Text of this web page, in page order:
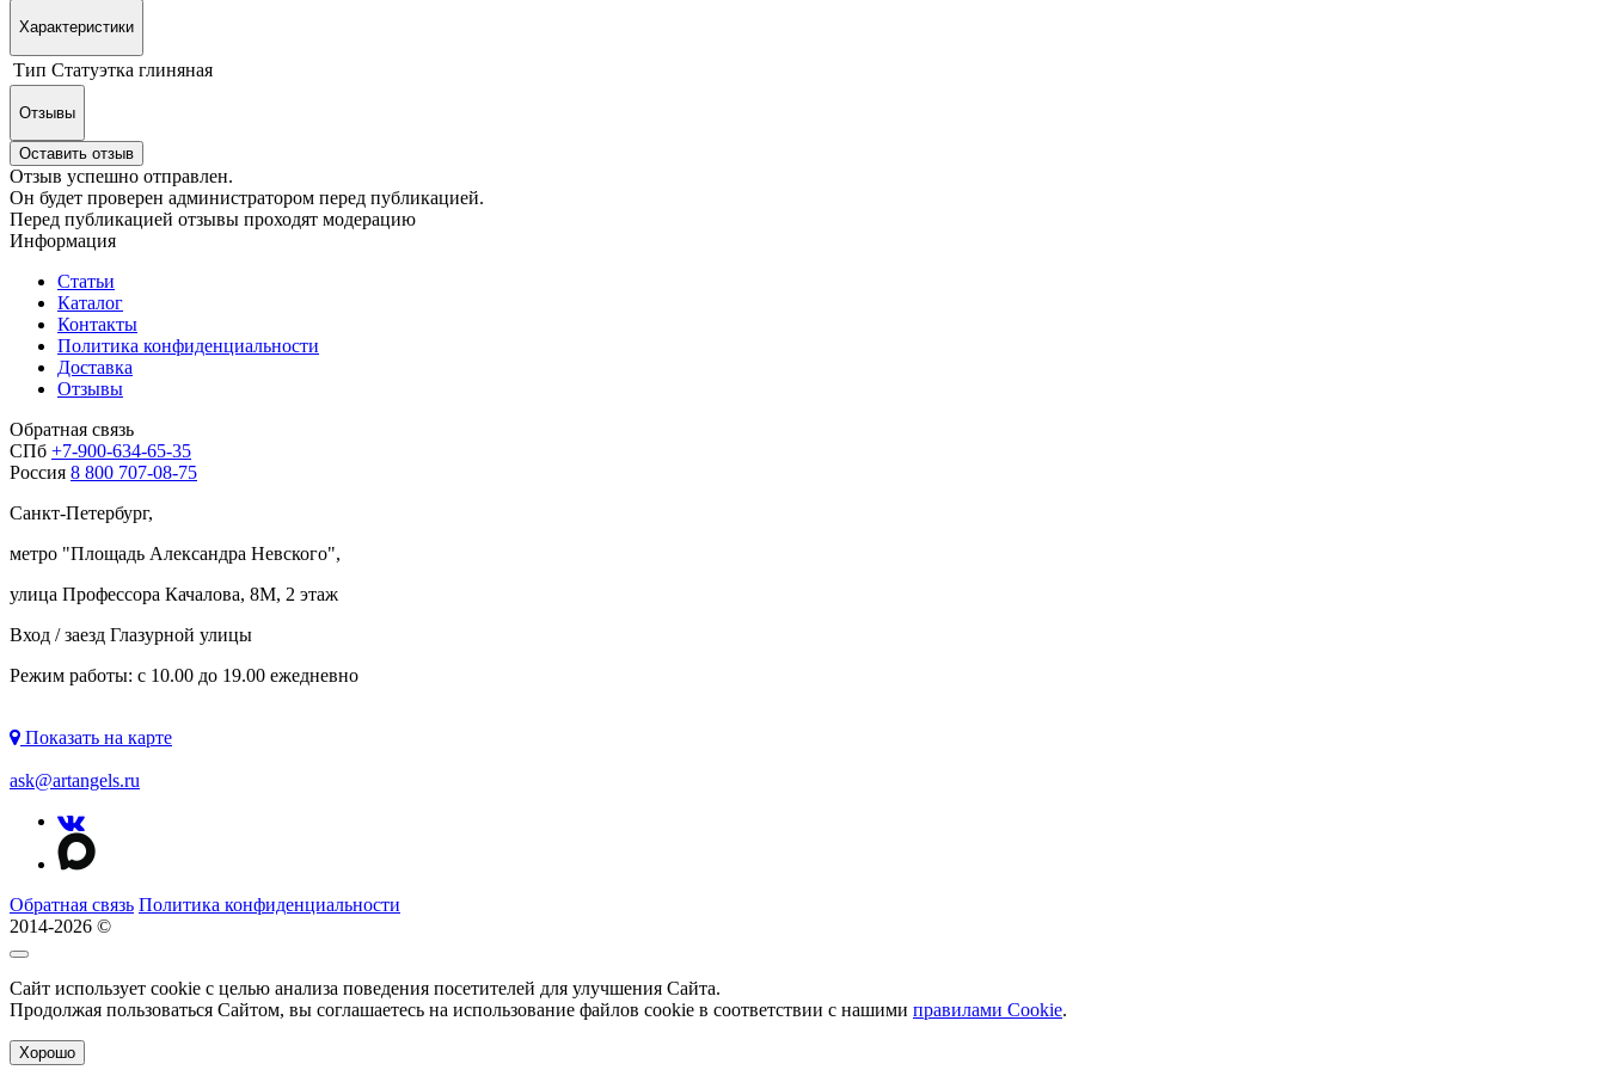
Характеристики
Тип Статуэтка глиняная
Отзывы
Оставить отзыв
Отзыв успешно отправлен.
Он будет проверен администратором перед публикацией.
Перед публикацией отзывы проходят модерацию
Информация
Статьи
Каталог
Контакты
Политика конфиденциальности
Доставка
Отзывы
Обратная связь
СПб +7-900-634-65-35
Россия 8 800 707-08-75
Санкт-Петербург,
метро "Площадь Александра Невского",
улица Профессора Качалова, 8М, 2 этаж
Вход / заезд Глазурной улицы
Режим работы: с 10.00 до 19.00 ежедневно
Показать на карте
ask@artangels.ru
Обратная связь Политика конфиденциальности
2014-2026 ©
Сайт использует cookie с целью анализа поведения посетителей для улучшения Сайта.
Продолжая пользоваться Сайтом, вы соглашаетесь на использование файлов cookie в соответствии с нашими правилами Сookie.
Хорошо